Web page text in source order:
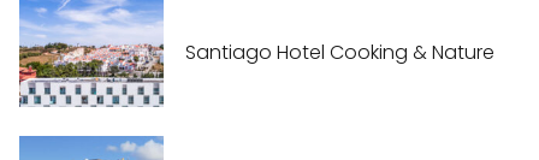
Santiago Hotel Cooking & Nature